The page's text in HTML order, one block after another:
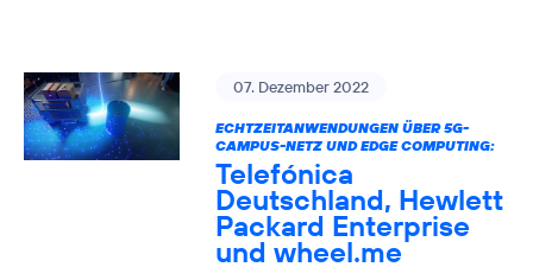
07. Dezember 2022
ECHTZEITANWENDUNGEN ÜBER 5G-
CAMPUS-NETZ UND EDGE COMPUTING:
Telefónica
Deutschland, Hewlett
Packard Enterprise
und wheel.me